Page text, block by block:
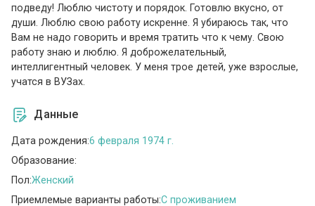
подведу! Люблю чистоту и порядок. Готовлю вкусно, от
души. Люблю свою работу искренне. Я убираюсь так, что
Вам не надо говорить и время тратить что к чему. Свою
работу знаю и люблю. Я доброжелательный,
интеллигентный человек. У меня трое детей, уже взрослые,
учатся в ВУЗах.
Данные
Дата рождения:6 февраля 1974 г.
Образование:
Пол:Женский
Приемлемые варианты работы:C проживанием